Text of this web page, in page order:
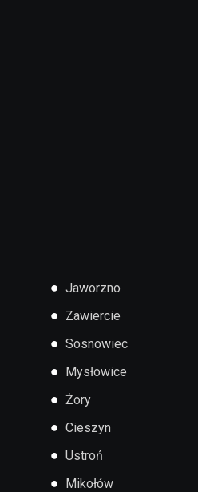
● Jaworzno
● Zawiercie
● Sosnowiec
● Mysłowice
● Żory
● Cieszyn
● Ustroń
● Mikołów